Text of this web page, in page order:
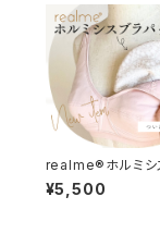
realme®︎ホルミシ
ラパッド
¥5,500